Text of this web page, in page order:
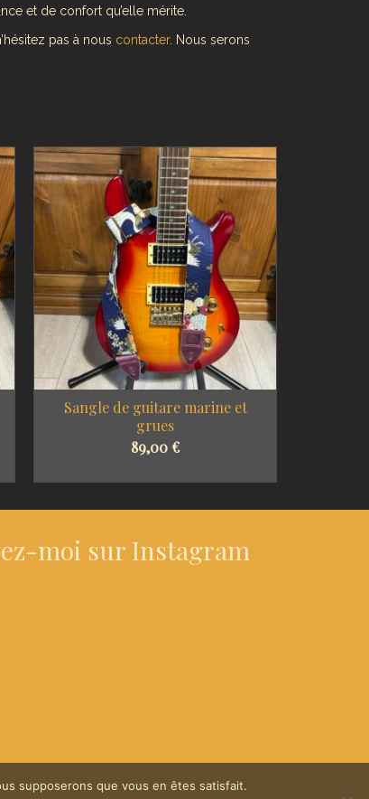
et de confort qu’elle mérite.
pas à nous contacter. Nous serons
Sangle de guitare marine et
grues
89,00 €
moi sur Instagram
supposerons que vous en êtes satisfait.